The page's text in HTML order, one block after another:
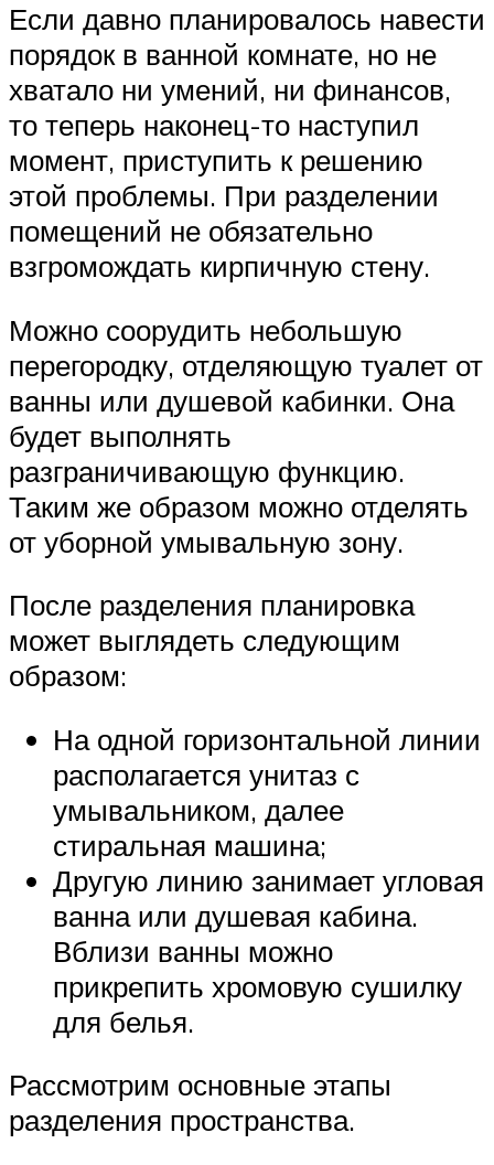
Если давно планировалось навести
порядок в ванной комнате, но не
хватало ни умений, ни финансов,
то теперь наконец-то наступил
момент, приступить к решению
этой проблемы. При разделении
помещений не обязательно
взгромождать кирпичную стену.
Можно соорудить небольшую
перегородку, отделяющую туалет от
ванны или душевой кабинки. Она
будет выполнять
разграничивающую функцию.
Таким же образом можно отделять
от уборной умывальную зону.
После разделения планировка
может выглядеть следующим
образом:
На одной горизонтальной линии
располагается унитаз с
умывальником, далее
стиральная машина;
Другую линию занимает угловая
ванна или душевая кабина.
Вблизи ванны можно
прикрепить хромовую сушилку
для белья.
Рассмотрим основные этапы
разделения пространства.